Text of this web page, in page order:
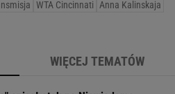
WTA Cincinnati Anna Kalinskaja
WIĘCEJ TEMATÓW